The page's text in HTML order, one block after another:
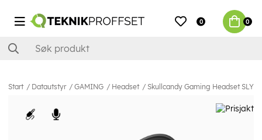
0 0
Start Datautstyr GAMING Headset Skullcandy Gaming Headset SLYR